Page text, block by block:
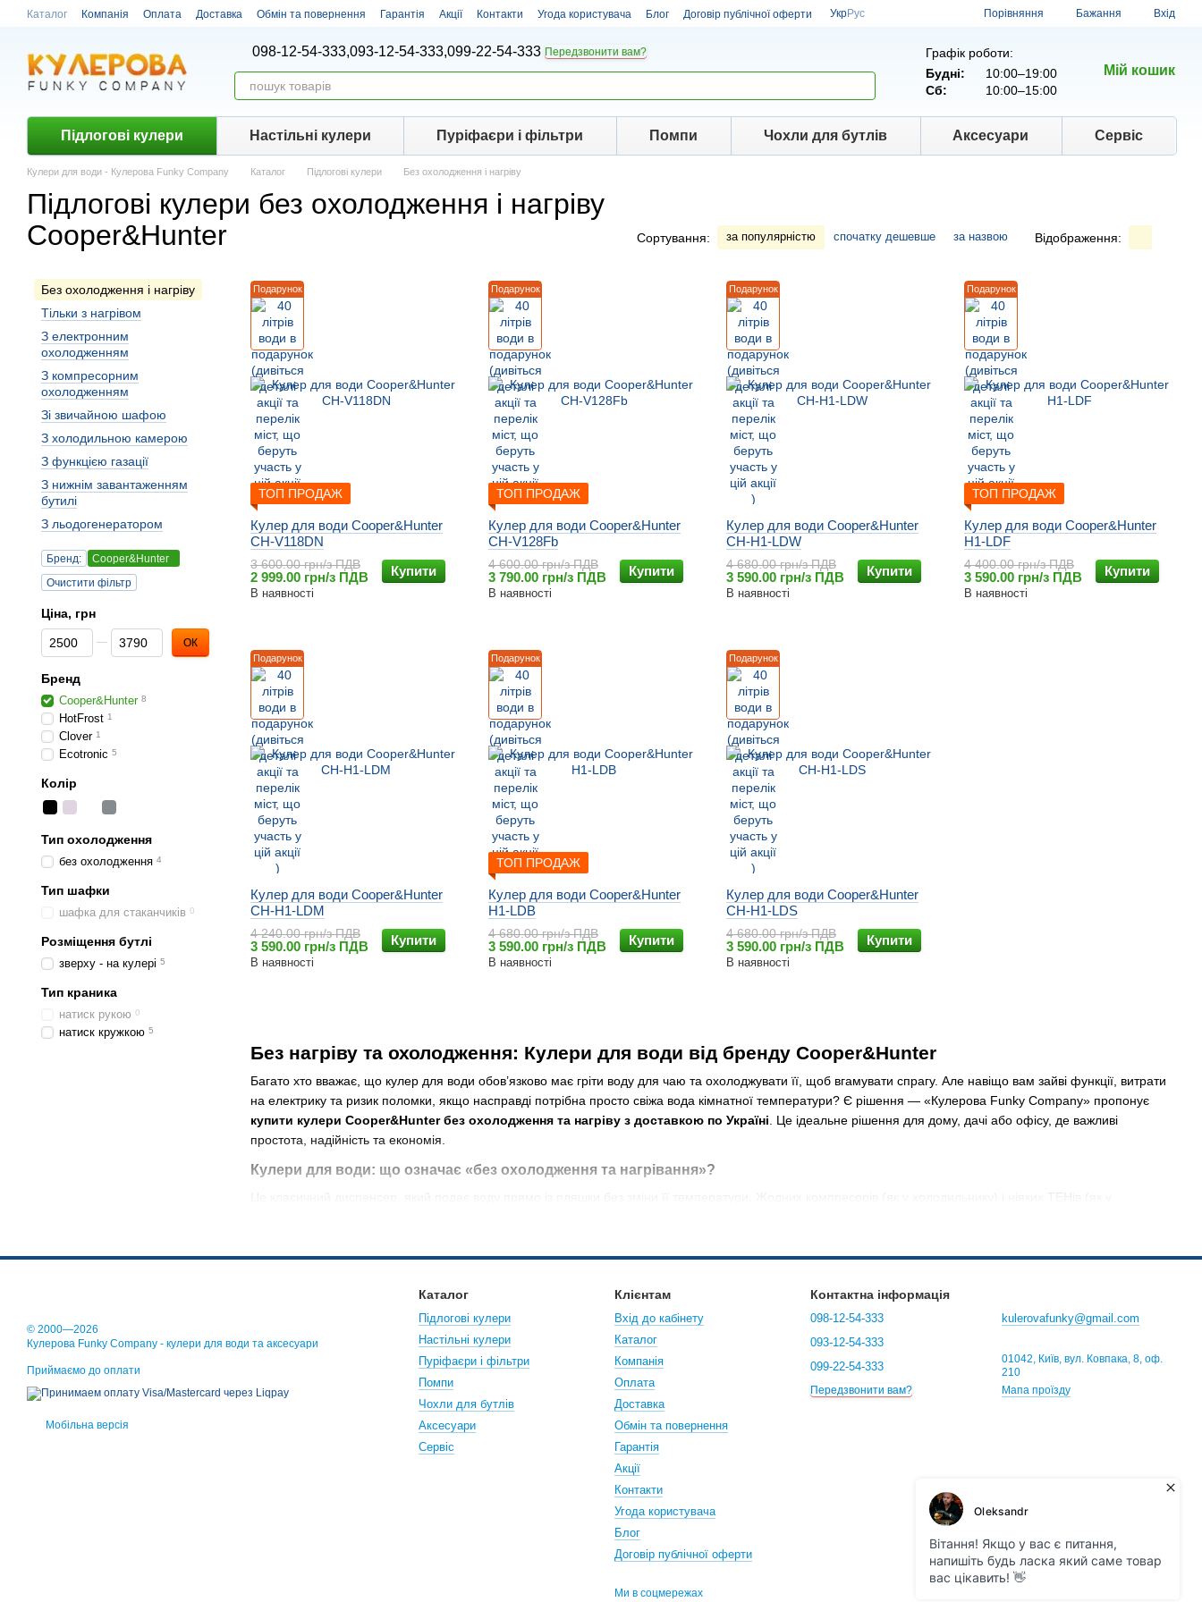
Перейти до основного контенту
Каталог Компанія Оплата Доставка Обмін та повернення Гарантія Акції Контакти Угода користувача Блог Договір публічної оферти УкрРус Порівняння Бажання Вхід
098-12-54-333,093-12-54-333,099-22-54-333 Передзвонити вам?
Графік роботи:
Будні:
10:00–19:00
Сб:
10:00–15:00
Мій кошик
Підлогові кулери Настiльнi кулери Пуріфаєри і фільтри Помпи Чохли для бутлів Аксесуари Сервіс
Кулери для води - Кулерова Funky Company Каталог Підлогові кулери Без охолодження і нагріву
Підлогові кулери без охолодження і нагріву
Cooper&Hunter
Сортування: за популярністю спочатку дешевше за назвою Відображення:
Без нагріву та охолодження: Кулери для води від бренду Cooper&Hunter
Багато хто вважає, що кулер для води обов’язково має гріти воду для чаю та охолоджувати її, щоб вгамувати спрагу. Але навіщо вам зайві функції, витрати
на електрику та ризик поломки, якщо насправді потрібна просто свіжа вода кімнатної температури? Є рішення — «Кулерова Funky Company» пропонує
купити кулери Cooper&Hunter без охолодження та нагріву з доставкою по Україні . Це ідеальне рішення для дому, дачі або офісу, де важливі
простота, надійність та економія.
Кулери для води: що означає «без охолодження та нагрівання»?
Подарунок
ТОП ПРОДАЖ
Кулер для води Cooper&Hunter
CH-V118DN
3 600.00 грн/з ПДВ
2 999.00 грн/з ПДВ Купити
В наявності
Подарунок
ТОП ПРОДАЖ
Кулер для води Cooper&Hunter
CH-V128Fb
4 600.00 грн/з ПДВ
3 790.00 грн/з ПДВ Купити
В наявності
Подарунок
Кулер для води Cooper&Hunter
CH-H1-LDW
4 680.00 грн/з ПДВ
3 590.00 грн/з ПДВ Купити
В наявності
Подарунок
ТОП ПРОДАЖ
Кулер для води Cooper&Hunter
H1-LDF
4 400.00 грн/з ПДВ
3 590.00 грн/з ПДВ Купити
В наявності
Подарунок
Кулер для води Cooper&Hunter
CH-H1-LDM
4 240.00 грн/з ПДВ
3 590.00 грн/з ПДВ Купити
В наявності
Подарунок
ТОП ПРОДАЖ
Кулер для води Cooper&Hunter
H1-LDB
4 680.00 грн/з ПДВ
3 590.00 грн/з ПДВ Купити
В наявності
Подарунок
Кулер для води Cooper&Hunter
CH-H1-LDS
4 680.00 грн/з ПДВ
3 590.00 грн/з ПДВ Купити
В наявності
Без охолодження і нагріву
Тiльки з нагрiвом
З електронним
охолодженням
З компресорним
охолодженням
Зi звичайною шафою
З холодильною камерою
З функцією газації
З нижнiм завантаженням
бутилi
З льодогенератором
Бренд:
Cooper&Hunter
Очистити фільтр
Ціна, грн
Від Ціна, грн
До Ціна, грн ОК
Бренд
Cooper&Hunter 8
HotFrost 1
Clover 1
Ecotronic 5
Колір
Тип охолодження
без охолодження 4
Тип шафки
шафка для стаканчиків 0
Розміщення бутлі
зверху - на кулері 5
Тип краника
натиск рукою 0
натиск кружкою 5
© 2000—2026
Кулерова Funky Company - кулери для води та аксесуари
Приймаємо до оплати
Мобільна версія
Каталог
Підлогові кулери
Настiльнi кулери
Пуріфаєри і фільтри
Помпи
Чохли для бутлів
Аксесуари
Сервіс
Клієнтам
Вхід до кабінету
Каталог
Компанія
Оплата
Доставка
Обмін та повернення
Гарантія
Акції
Контакти
Угода користувача
Блог
Договір публічної оферти
Ми в соцмережах
Контактна інформація
098-12-54-333
093-12-54-333
099-22-54-333
Передзвонити вам?
kulerovafunky@gmail.com
01042, Київ, вул. Ковпака, 8, оф.
210
Мапа проїзду